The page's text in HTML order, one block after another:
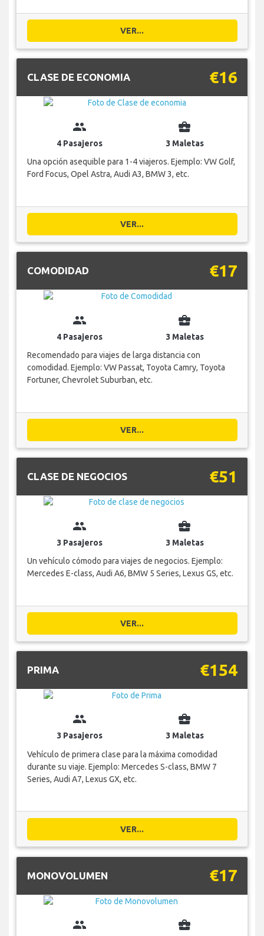
VER...
CLASE DE ECONOMIA €16
group
4 Pasajeros
business_center
3 Maletas
Una opción asequible para 1-4 viajeros. Ejemplo: VW Golf,
Ford Focus, Opel Astra, Audi A3, BMW 3, etc.
VER...
COMODIDAD €17
group
4 Pasajeros
business_center
3 Maletas
Recomendado para viajes de larga distancia con
comodidad. Ejemplo: VW Passat, Toyota Camry, Toyota
Fortuner, Chevrolet Suburban, etc.
VER...
CLASE DE NEGOCIOS €51
group
3 Pasajeros
business_center
3 Maletas
Un vehículo cómodo para viajes de negocios. Ejemplo:
Mercedes E-class, Audi A6, BMW 5 Series, Lexus GS, etc.
VER...
PRIMA €154
group
3 Pasajeros
business_center
3 Maletas
Vehículo de primera clase para la máxima comodidad
durante su viaje. Ejemplo: Mercedes S-class, BMW 7
Series, Audi A7, Lexus GX, etc.
VER...
MONOVOLUMEN €17
group business_center